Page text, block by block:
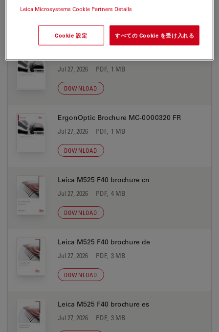
Jul 27, 2026 PDF, 3 MB
DOWNLOAD
Jul 27, 2026 PDF, 1 MB
DOWNLOAD
ErgonOptic Brochure MC-0000320 FR
Jul 27, 2026 PDF, 1 MB
DOWNLOAD
Leica M525 F40 brochure cn
Jul 27, 2026 PDF, 4 MB
DOWNLOAD
Leica M525 F40 brochure de
Jul 27, 2026 PDF, 3 MB
DOWNLOAD
Leica M525 F40 brochure es
Jul 27, 2026 PDF, 3 MB
Leica Microsystems Cookie Partners Details
Cookie 設定 すべての Cookie を受け入れる